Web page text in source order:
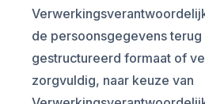
de persoonsgegevens terug
gestructureerd formaat of
zorgvuldig, naar keuze van